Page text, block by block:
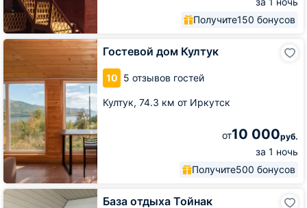
Получите150 бонусов
Гостевой дом Култук
10 5 отзывов гостей
Култук, 74.3 км от Иркутск
от10 000руб.
за 1 ночь
Получите500 бонусов
Гостевой
дом
Култук
База отдыха Тойнак
База